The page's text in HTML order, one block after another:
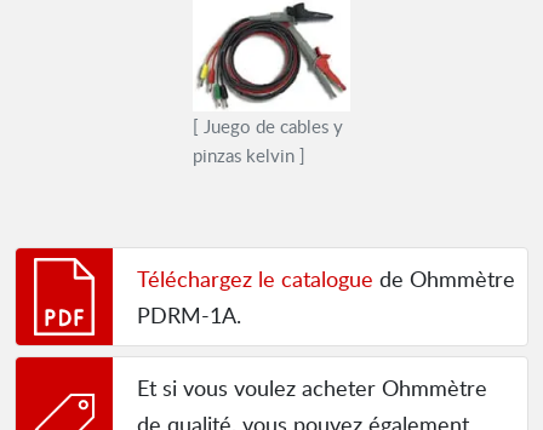
[ Juego de cables y
pinzas kelvin ]
Téléchargez le catalogue de Ohmmètre
PDRM-1A.
Et si vous voulez acheter Ohmmètre
de qualité, vous pouvez également